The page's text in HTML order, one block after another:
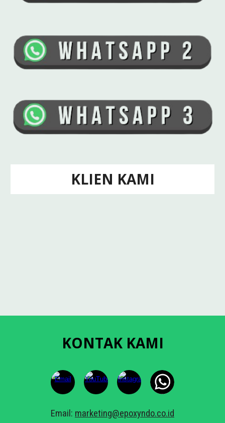
KLIEN KAMI
KONTAK KAMI
Email: marketing@epoxyndo.co.id